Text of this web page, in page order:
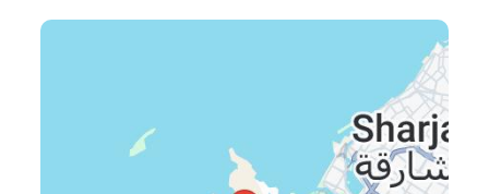
stravovanie podľa výberu, poistenie insolventnosti,
delegáta na telefóne 24/7, batožinu podľa zvoleného
dopravcu, malú príručnú batožinu (musí sa zmestiť pod
sedadlo pred vami, max. rozmer 40x30x20 cm)